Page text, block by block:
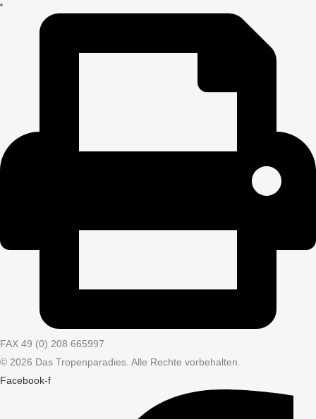
FAX 49 (0) 208 665997
© 2026 Das Tropenparadies. Alle Rechte vorbehalten.
Facebook-f